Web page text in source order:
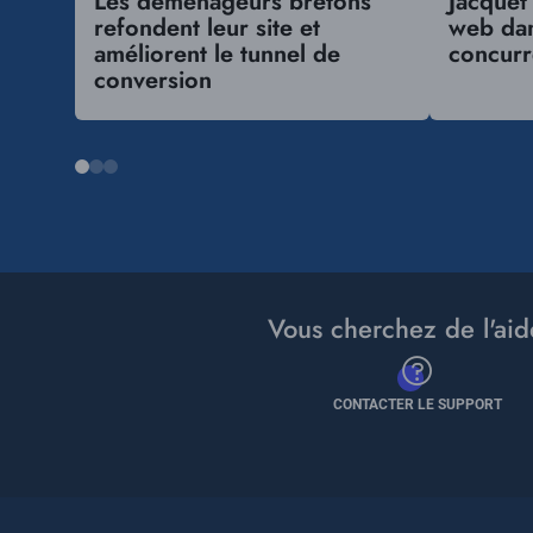
refondent leur site et
améliorent le tunnel de
conversion
web
Vous cherchez de
CONTACTER LE SUPPORT